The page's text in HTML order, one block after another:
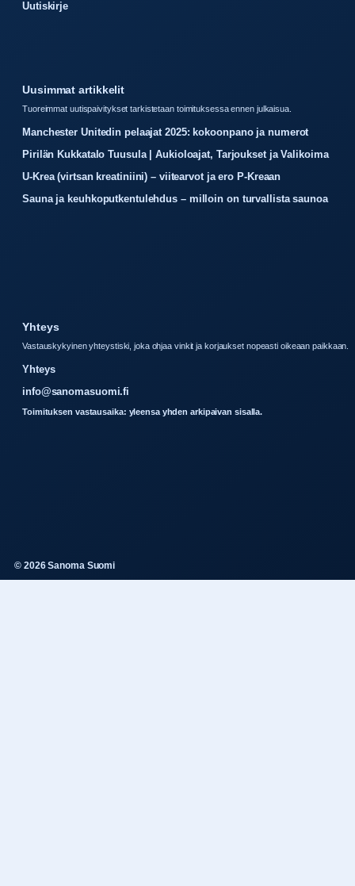
Uutiskirje
Uusimmat artikkelit
Tuoreimmat uutispaivitykset tarkistetaan toimituksessa ennen julkaisua.
Manchester Unitedin pelaajat 2025: kokoonpano ja numerot
Pirilän Kukkatalo Tuusula | Aukioloajat, Tarjoukset ja Valikoima
U-Krea (virtsan kreatiniini) – viitearvot ja ero P-Kreaan
Sauna ja keuhkoputkentulehdus – milloin on turvallista saunoa
Yhteys
Vastauskykyinen yhteystiski, joka ohjaa vinkit ja korjaukset nopeasti oikeaan paikkaan.
Yhteys
info@sanomasuomi.fi
Toimituksen vastausaika: yleensa yhden arkipaivan sisalla.
© 2026 Sanoma Suomi